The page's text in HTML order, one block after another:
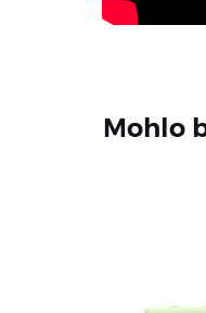
Mohlo